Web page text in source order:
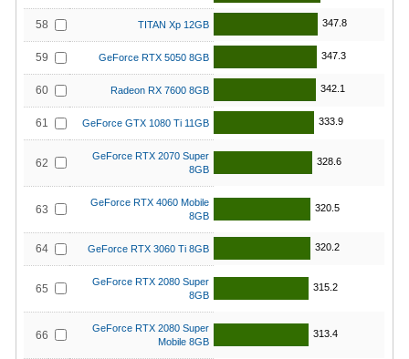
58 TITAN Xp 12GB 347.8
59 GeForce RTX 5050 8GB 347.3
60 Radeon RX 7600 8GB 342.1
61 GeForce GTX 1080 Ti 11GB 333.9
62
GeForce RTX 2070 Super
8GB
328.6
63
GeForce RTX 4060 Mobile
8GB
320.5
64 GeForce RTX 3060 Ti 8GB 320.2
65
GeForce RTX 2080 Super
8GB
315.2
66
GeForce RTX 2080 Super
Mobile 8GB
313.4